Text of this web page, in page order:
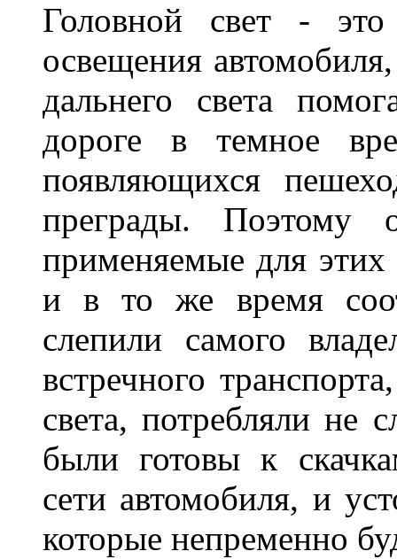
Головной свет -
освещения
дальнего света
дороге в темное
появляющихся
преграды. Поэтому
применяемые для
и в то же время
слепили самого
встречного
света, потребляли не
были готовы к
сети автомобиля, и
которые непременно